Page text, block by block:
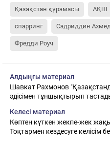
Қазақстан құрамасы АҚШ
спарринг Садриддин
Фредди Роуч
Алдыңғы материал
Шавкат Рахмонов
әдісімен тұншықтырып
Келесі материал
Көптен күткен жекпе-жек
Тоқтармен кездесуге келісім